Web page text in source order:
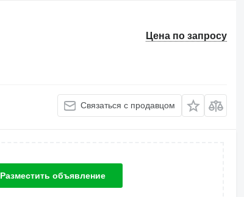
Цена по запросу
Связаться с продавцом
Разместить объявление